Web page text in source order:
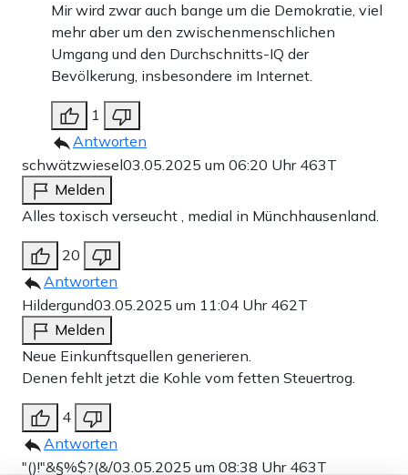
Mir wird zwar auch bange um die Demokratie, viel
mehr aber um den zwischenmenschlichen
Umgang und den Durchschnitts-IQ der
Bevölkerung, insbesondere im Internet.
1
Antworten
schwätzwiesel03.05.2025 um 06:20 Uhr 463T
Melden
Alles toxisch verseucht , medial in Münchhausenland.
20
Antworten
Hildergund03.05.2025 um 11:04 Uhr 462T
Melden
Neue Einkunftsquellen generieren.
Denen fehlt jetzt die Kohle vom fetten Steuertrog.
4
Antworten
"()!"&§%$?(&/03.05.2025 um 08:38 Uhr 463T